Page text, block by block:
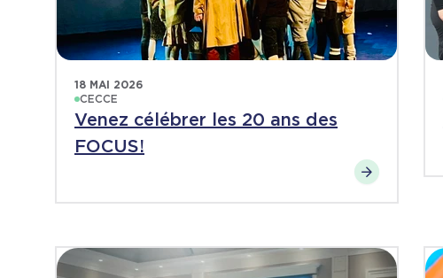
18 MAI 2026
CECCE
Venez célébrer les 20 ans des
FOCUS!